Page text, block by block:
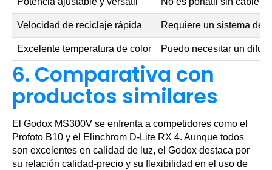
Velocidad de reciclaje rápida Requiere un sistema de
Excelente temperatura de color Puedo necesitar un
6. Comparativa con
productos similares
El Godox MS300V se enfrenta a competidores como el
Profoto B10 y el Elinchrom D-Lite RX 4. Aunque todos
son excelentes en calidad de luz, el Godox destaca por
su relación calidad-precio y su flexibilidad en el uso de